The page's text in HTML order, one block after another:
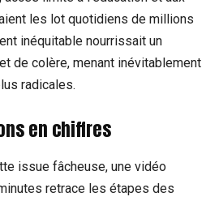
les lot quotidiens de millions
inéquitable nourrissait un
de colère, menant inévitablement
radicales.
en chiffres
issue fâcheuse, une vidéo
retrace les étapes des